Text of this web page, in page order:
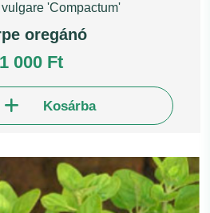
'Compactum'
oregánó
1 000 Ft
Kosárba